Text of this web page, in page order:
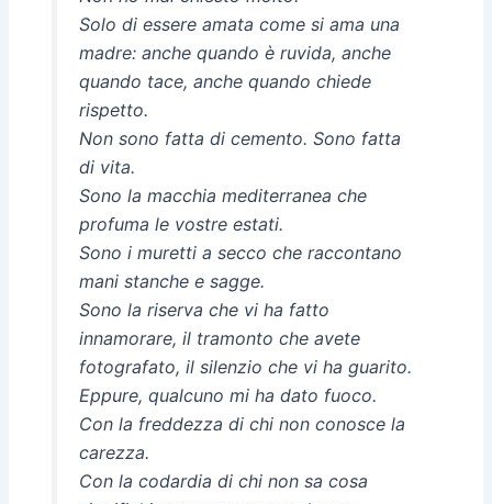
Solo di essere amata come si ama una
madre: anche quando è ruvida, anche
quando tace, anche quando chiede
rispetto.
Non sono fatta di cemento. Sono fatta
di vita.
Sono la macchia mediterranea che
profuma le vostre estati.
Sono i muretti a secco che raccontano
mani stanche e sagge.
Sono la riserva che vi ha fatto
innamorare, il tramonto che avete
fotografato, il silenzio che vi ha guarito.
Eppure, qualcuno mi ha dato fuoco.
Con la freddezza di chi non conosce la
carezza.
Con la codardia di chi non sa cosa